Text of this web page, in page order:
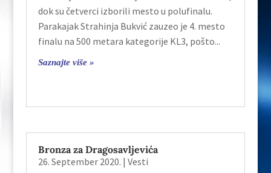
dok su četverci izborili mesto u polufinalu.
Parakajak Strahinja Bukvić zauzeo je 4. mesto
finalu na 500 metara kategorije KL3, pošto...
Saznajte više »
Bronza za Dragosavljevića
26. September 2020. | Vesti